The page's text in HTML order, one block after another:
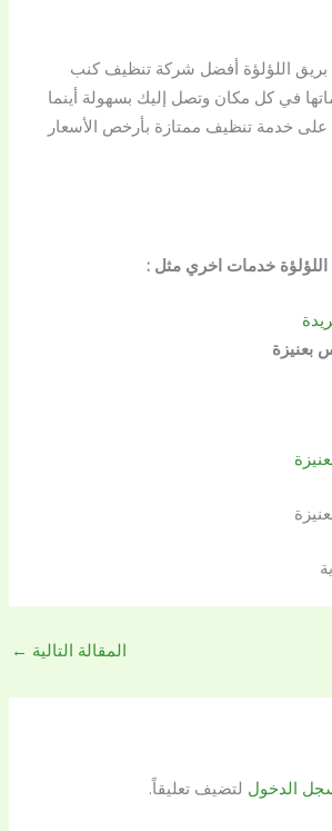
اللؤلؤة أفضل شركة تنظيف كنب
في كل مكان وتصل إليك بسهولة أينما
خدمة تنظيف ممتازة بأرخص الأسعار
خدمات اخري مثل :
بعنيزة
المقالة التالية ←
الدخول لتضيف تعليقاً.